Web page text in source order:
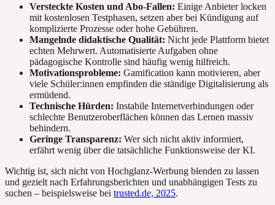
Versteckte Kosten und Abo-Fallen: Einige Anbieter locken
mit kostenlosen Testphasen, setzen aber bei Kündigung auf
komplizierte Prozesse oder hohe Gebühren.
Mangelnde didaktische Qualität: Nicht jede Plattform bietet
echten Mehrwert. Automatisierte Aufgaben ohne
pädagogische Kontrolle sind häufig wenig hilfreich.
Motivationsprobleme: Gamification kann motivieren, aber
viele Schüler:innen empfinden die ständige Digitalisierung als
ermüdend.
Technische Hürden: Instabile Internetverbindungen oder
schlechte Benutzeroberflächen können das Lernen massiv
behindern.
Geringe Transparenz: Wer sich nicht aktiv informiert,
erfährt wenig über die tatsächliche Funktionsweise der KI.
Wichtig ist, sich nicht von Hochglanz-Werbung blenden zu lassen
und gezielt nach Erfahrungsberichten und unabhängigen Tests zu
suchen – beispielsweise bei trusted.de, 2025.